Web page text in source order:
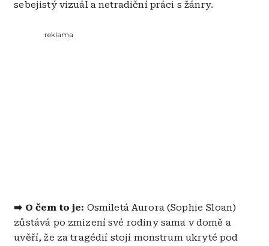
sebejistý vizuál a netradiční práci s žánry.
reklama
➡️ O čem to je: Osmiletá Aurora (Sophie Sloan)
zůstává po zmizení své rodiny sama v domě a
uvěří, že za tragédií stojí monstrum ukryté pod